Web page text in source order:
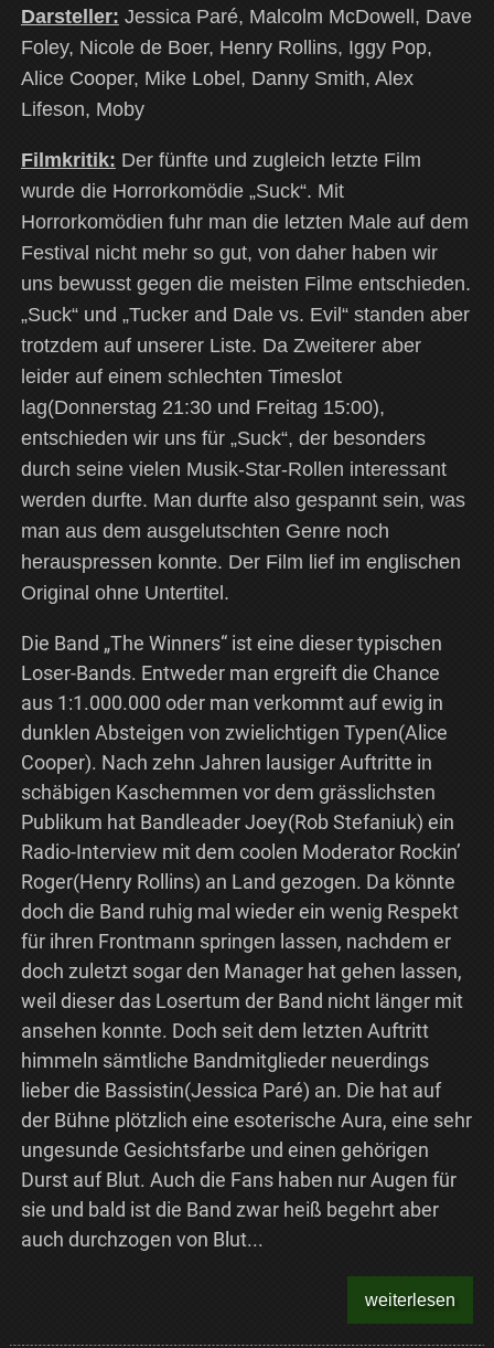
Darsteller: Jessica Paré, Malcolm McDowell, Dave
Foley, Nicole de Boer, Henry Rollins, Iggy Pop,
Alice Cooper, Mike Lobel, Danny Smith, Alex
Lifeson, Moby
Filmkritik: Der fünfte und zugleich letzte Film
wurde die Horrorkomödie „Suck“. Mit
Horrorkomödien fuhr man die letzten Male auf dem
Festival nicht mehr so gut, von daher haben wir
uns bewusst gegen die meisten Filme entschieden.
„Suck“ und „Tucker and Dale vs. Evil“ standen aber
trotzdem auf unserer Liste. Da Zweiterer aber
leider auf einem schlechten Timeslot
lag(Donnerstag 21:30 und Freitag 15:00),
entschieden wir uns für „Suck“, der besonders
durch seine vielen Musik-Star-Rollen interessant
werden durfte. Man durfte also gespannt sein, was
man aus dem ausgelutschten Genre noch
herauspressen konnte. Der Film lief im englischen
Original ohne Untertitel.
Die Band „The Winners“ ist eine dieser typischen
Loser-Bands. Entweder man ergreift die Chance
aus 1:1.000.000 oder man verkommt auf ewig in
dunklen Absteigen von zwielichtigen Typen(Alice
Cooper). Nach zehn Jahren lausiger Auftritte in
schäbigen Kaschemmen vor dem grässlichsten
Publikum hat Bandleader Joey(Rob Stefaniuk) ein
Radio-Interview mit dem coolen Moderator Rockin’
Roger(Henry Rollins) an Land gezogen. Da könnte
doch die Band ruhig mal wieder ein wenig Respekt
für ihren Frontmann springen lassen, nachdem er
doch zuletzt sogar den Manager hat gehen lassen,
weil dieser das Losertum der Band nicht länger mit
ansehen konnte. Doch seit dem letzten Auftritt
himmeln sämtliche Bandmitglieder neuerdings
lieber die Bassistin(Jessica Paré) an. Die hat auf
der Bühne plötzlich eine esoterische Aura, eine sehr
ungesunde Gesichtsfarbe und einen gehörigen
Durst auf Blut. Auch die Fans haben nur Augen für
sie und bald ist die Band zwar heiß begehrt aber
auch durchzogen von Blut...
weiterlesen